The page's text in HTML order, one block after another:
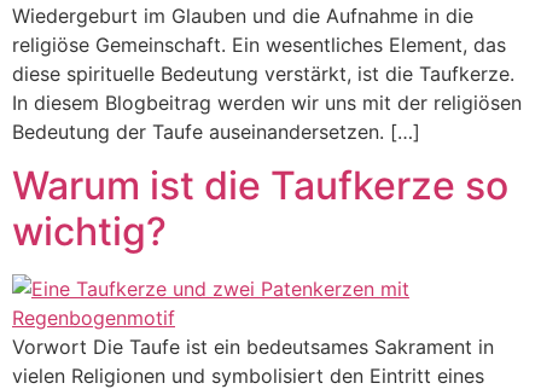
Wiedergeburt im Glauben und die Aufnahme in die
religiöse Gemeinschaft. Ein wesentliches Element, das
diese spirituelle Bedeutung verstärkt, ist die Taufkerze.
In diesem Blogbeitrag werden wir uns mit der religiösen
Bedeutung der Taufe auseinandersetzen. […]
Warum ist die Taufkerze so
wichtig?
Vorwort Die Taufe ist ein bedeutsames Sakrament in
vielen Religionen und symbolisiert den Eintritt eines